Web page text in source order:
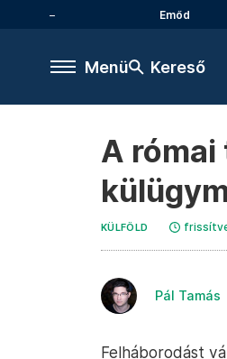
Emőd
Menü Kereső
A római
KÜLFÖLD
Pál Tamás
Felháborodást